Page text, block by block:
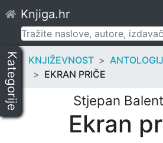
to
content
Knjiga.hr
Pretraži:
Kategorije KNJIŽEVNOST
EKRAN PRIČE
Stjepan
Ekran